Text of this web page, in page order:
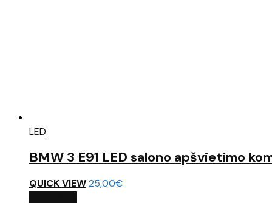
LED
BMW 3 E91 LED salono apšvietimo
QUICK VIEW25,00€